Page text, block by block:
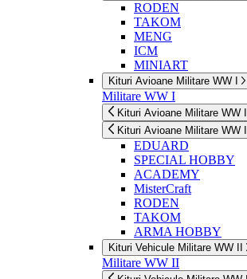
RODEN
TAKOM
MENG
ICM
MINIART
Kituri Avioane Militare WW I
Militare WW I
Kituri Avioane Militare WW I
Kituri Avioane Militare WW I
EDUARD
SPECIAL HOBBY
ACADEMY
MisterCraft
RODEN
TAKOM
ARMA HOBBY
Kituri Vehicule Militare WW II
Militare WW II